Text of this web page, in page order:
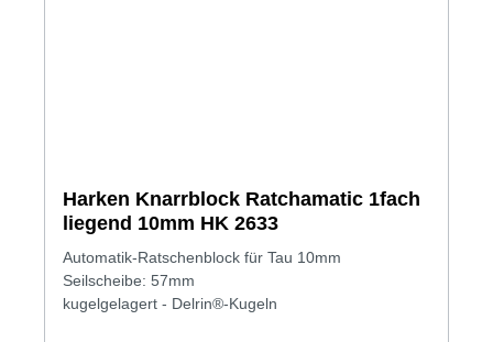
Harken Knarrblock Ratchamatic 1fach
liegend 10mm HK 2633
Automatik-Ratschenblock für Tau 10mm
Seilscheibe: 57mm
kugelgelagert - Delrin®-Kugeln